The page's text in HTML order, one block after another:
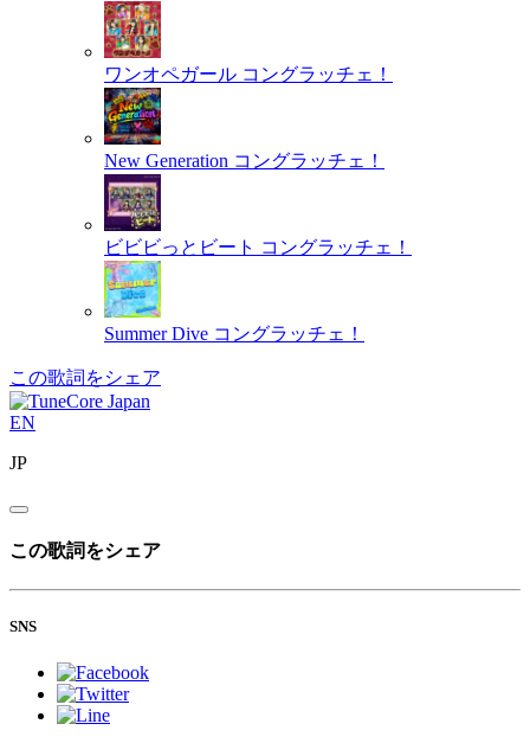
ワンオペガール コングラッチェ！
New Generation コングラッチェ！
ビビビっとビート コングラッチェ！
Summer Dive コングラッチェ！
この歌詞をシェア
EN
JP
この歌詞をシェア
SNS